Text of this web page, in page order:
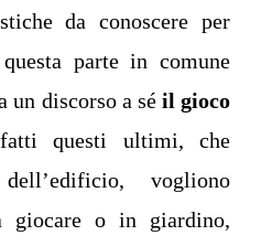
da conoscere per
parte in comune
un discorso a séil gioco
questi ultimi, che
vogliono
giocare o in giardino,